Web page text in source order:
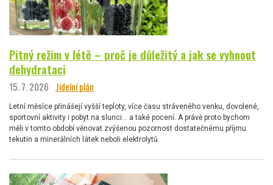
Pitný režim v létě – proč je důležitý a jak se vyhnout
dehydrataci
15. 7. 2026 Jídelní plán
Letní měsíce přinášejí vyšší teploty, více času stráveného venku, dovolené,
sportovní aktivity i pobyt na slunci… a také pocení. A právě proto bychom
měli v tomto období věnovat zvýšenou pozornost dostatečnému příjmu
tekutin a minerálních látek neboli elektrolytů.